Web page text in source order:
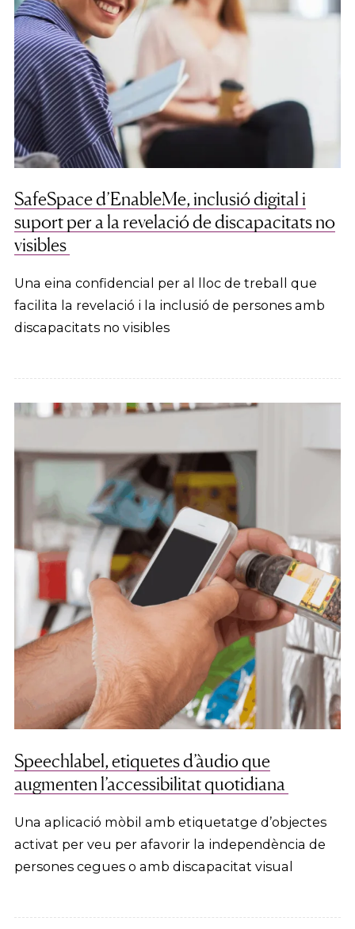
SafeSpace d’EnableMe, inclusió digital i
suport per a la revelació de discapacitats no
visibles
Una eina confidencial per al lloc de treball que
facilita la revelació i la inclusió de persones amb
discapacitats no visibles
Speechlabel, etiquetes d’àudio que
augmenten l’accessibilitat quotidiana
Una aplicació mòbil amb etiquetatge d’objectes
activat per veu per afavorir la independència de
persones cegues o amb discapacitat visual